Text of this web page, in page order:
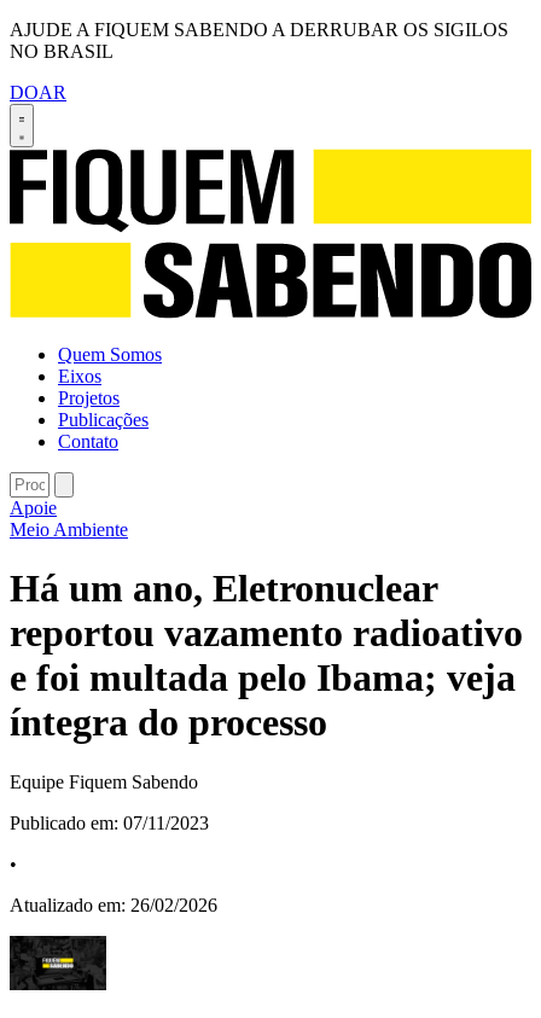
AJUDE A FIQUEM SABENDO A DERRUBAR OS SIGILOS
NO BRASIL
DOAR
Quem Somos
Eixos
Projetos
Publicações
Contato
Apoie
Meio Ambiente
Há um ano, Eletronuclear
reportou vazamento radioativo
e foi multada pelo Ibama; veja
íntegra do processo
Equipe Fiquem Sabendo
Publicado em: 07/11/2023
•
Atualizado em: 26/02/2026